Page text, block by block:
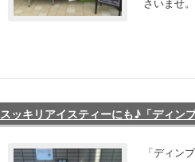
スッキリアイスティーにも♪「ディン
「ディン